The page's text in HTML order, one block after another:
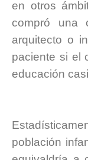
en otros
compró una
arquitecto o
paciente si el
educación
población